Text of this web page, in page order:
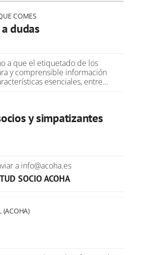
COMES
dudas
a que el etiquetado de los
y comprensible información
esenciales, entre…
y simpatizantes
a info@acoha.es
SOCIO ACOHA
(ACOHA)